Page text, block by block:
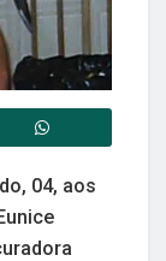
04, aos